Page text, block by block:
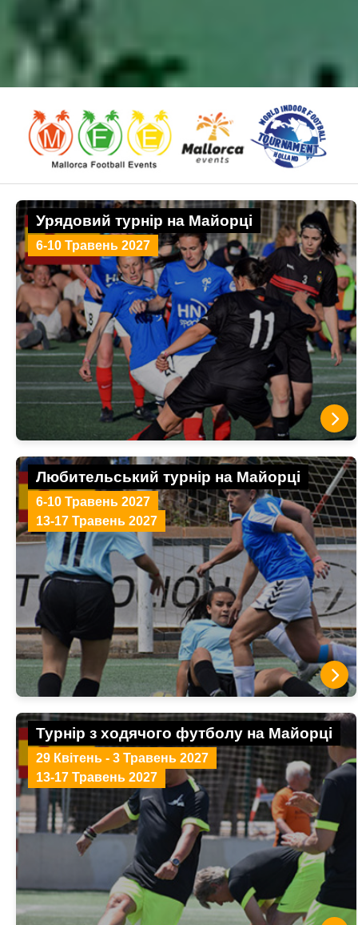
Урядовий турнір на Майорці
6-10 Травень 2027
Любительський турнір на Майорці
6-10 Травень 2027
13-17 Травень 2027
Турнір з ходячого футболу на Майорці
29 Квітень - 3 Травень 2027
13-17 Травень 2027